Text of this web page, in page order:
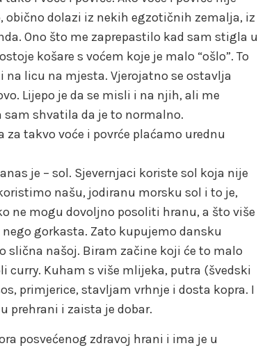
obično dolazi iz nekih egzotičnih zemalja, iz
Ono što me zaprepastilo kad sam stigla u
košare s voćem koje je malo “ošlo”. To
na licu na mjesta. Vjerojatno se ostavlja
Lijepo je da se misli i na njih, ali me
sam shvatila da je to normalno.
takvo voće i povrće plaćamo urednu
je – sol. Sjevernjaci koriste sol koja nije
našu, jodiranu morsku sol i to je,
ne mogu dovoljno posoliti hranu, a što više
gorkasta. Zato kupujemo dansku
slična našoj. Biram začine koji će to malo
curry. Kuham s više mlijeka, putra (švedski
primjerice, stavljam vrhnje i dosta kopra. I
prehrani i zaista je dobar.
posvećenog zdravoj hrani i ima je u